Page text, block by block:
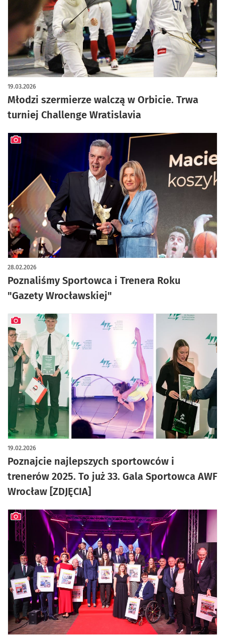
Młodzi szermierze walczą w Orbicie. Trwa
turniej Challenge Wratislavia
19.03.2026
artykuł z galerią zdjęć
Poznaliśmy Sportowca i Trenera Roku
"Gazety Wrocławskiej"
28.02.2026
artykuł z galerią zdjęć
Poznajcie najlepszych sportowców i
trenerów 2025. To już 33. Gala Sportowca AWF
Wrocław [ZDJĘCIA]
19.02.2026
artykuł z galerią zdjęć